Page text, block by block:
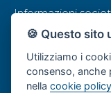
Informazioni
Privacy Policy
Contatti
🍪 Questo sito
Utilizziamo i
consenso, anche
nellacookie policy